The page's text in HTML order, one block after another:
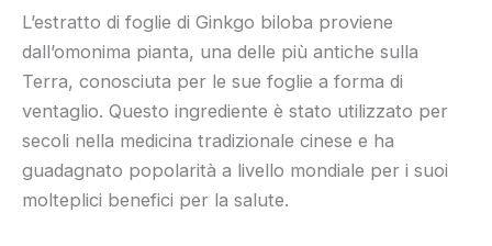
L’estratto di foglie di Ginkgo biloba proviene
dall’omonima pianta, una delle più antiche sulla
Terra, conosciuta per le sue foglie a forma di
ventaglio. Questo ingrediente è stato utilizzato per
secoli nella medicina tradizionale cinese e ha
guadagnato popolarità a livello mondiale per i suoi
molteplici benefici per la salute.